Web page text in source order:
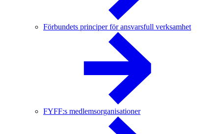
Förbundets principer för ansvarsfull verksamhet
FYFF:s medlemsorganisationer